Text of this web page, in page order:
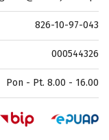
826-10-97-043
000544326
Pon - Pt. 8.00 - 16.00